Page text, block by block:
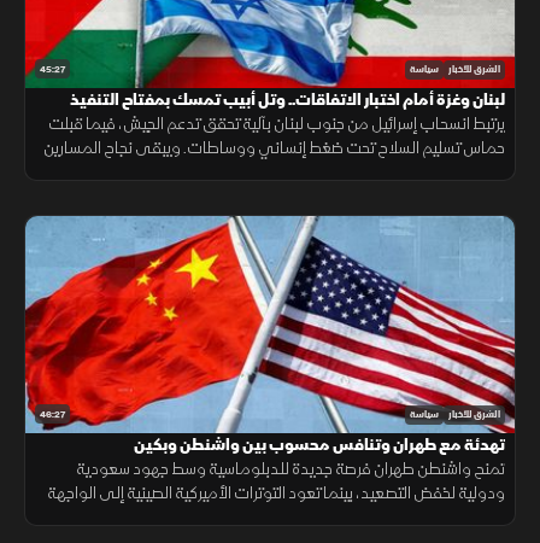
45:27 الشرق للأخبار سياسة
لبنان وغزة أمام اختبار الاتفاقات.. وتل أبيب تمسك بمفتاح التنفيذ
يرتبط انسحاب إسرائيل من جنوب لبنان بآلية تحقق تدعم الجيش، فيما قبلت
حماس تسليم السلاح تحت ضغط إنساني ووساطات. ويبقى نجاح المسارين
46:27 الشرق للأخبار سياسة
تهدئة مع طهران وتنافس محسوب بين واشنطن وبكين
تمنح واشنطن طهران فرصة جديدة للدبلوماسية وسط جهود سعودية
ودولية لخفض التصعيد، بينما تعود التوترات الأميركية الصينية إلى الواجهة